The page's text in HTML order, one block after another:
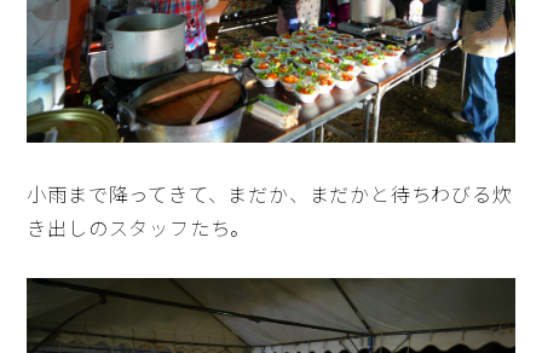
小雨まで降ってきて、まだか、まだかと待ちわびる炊
き出しのスタッフたち。